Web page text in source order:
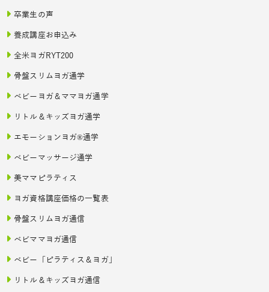
卒業生の声
養成講座お申込み
全米ヨガRYT200
骨盤スリムヨガ通学
ベビーヨガ＆ママヨガ通学
リトル＆キッズヨガ通学
エモーションヨガ®通学
ベビーマッサージ通学
美ママピラティス
ヨガ資格講座価格の一覧表
骨盤スリムヨガ通信
ベビママヨガ通信
ベビー「ピラティス＆ヨガ」
リトル＆キッズヨガ通信